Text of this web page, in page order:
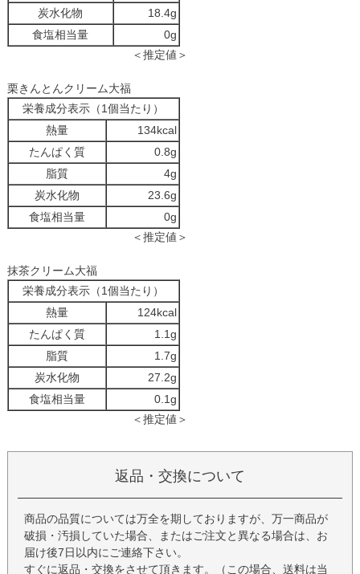
炭水化物
18.4g
食塩相当量
0g
＜推定値＞
栗きんとんクリーム大福
栄養成分表示（1個当たり）
熱量
134kcal
たんぱく質
0.8g
脂質
4g
炭水化物
23.6g
食塩相当量
0g
＜推定値＞
抹茶クリーム大福
栄養成分表示（1個当たり）
熱量
124kcal
たんぱく質
1.1g
脂質
1.7g
炭水化物
27.2g
食塩相当量
0.1g
＜推定値＞
返品・交換について
商品の品質については万全を期しておりますが、万一商品が
破損・汚損していた場合、またはご注文と異なる場合は、お
届け後7日以内にご連絡下さい。
すぐに返品・交換をさせて頂きます。（この場合、送料は当